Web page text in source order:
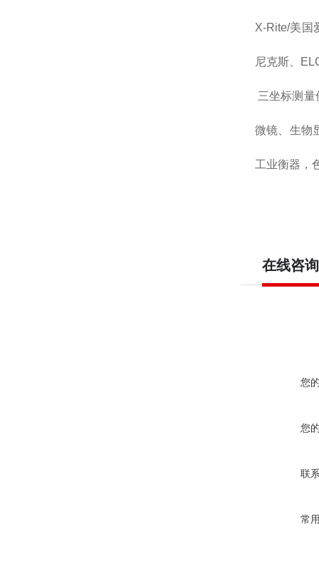
X-Rite/美国
尼克斯、
三坐标测量
微镜、生物
工业衡器，
在线咨询
您
您
联
常